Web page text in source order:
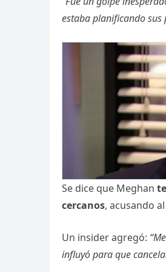
estaba planificando
Se dice que Meghan
cercanos, acusando
Un insider agregó:
influyó para que